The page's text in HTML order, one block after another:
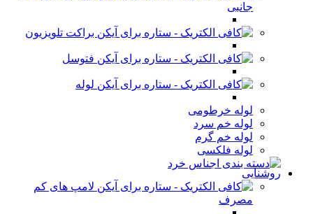
جانبی
براکت تلویزیون
فتوسل
لوله
لوله خرطومی
لوله خم سرد
لوله خم گرم
لوله فلکسی
روشنایی
لامپ های کم
مصرف